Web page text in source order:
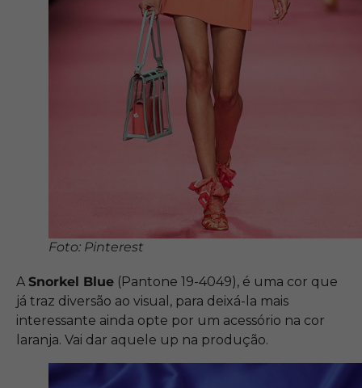
Foto: Pinterest
A Snorkel Blue (Pantone 19-4049), é uma cor que
já traz diversão ao visual, para deixá-la mais
interessante ainda opte por um acessório na cor
laranja. Vai dar aquele up na produção.